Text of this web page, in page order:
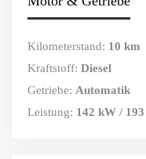
Kilometerstand: 10 km
Kraftstoff: Diesel
Getriebe: Automatik
Leistung: 142 kW / 193